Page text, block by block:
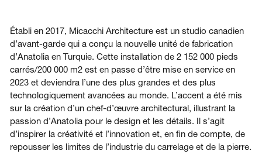
Établi en 2017, Micacchi Architecture est un studio canadien
d’avant-garde qui a conçu la nouvelle unité de fabrication
d’Anatolia en Turquie. Cette installation de 2 152 000 pieds
carrés/200 000 m2 est en passe d’être mise en service en
2023 et deviendra l’une des plus grandes et des plus
technologiquement avancées au monde. L’accent a été mis
sur la création d’un chef-d’œuvre architectural, illustrant la
passion d’Anatolia pour le design et les détails. Il s’agit
d’inspirer la créativité et l’innovation et, en fin de compte, de
repousser les limites de l’industrie du carrelage et de la pierre.